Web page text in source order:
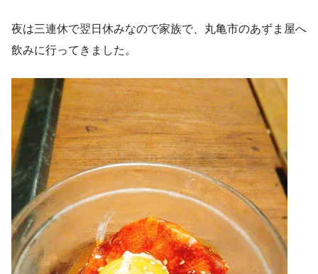
夜は三連休で翌日休みなので家族で、丸亀市のあずま屋へ
飲みに行ってきました。